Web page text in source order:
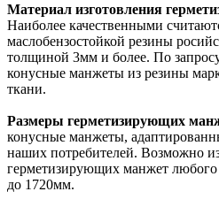
Материал изготовления
Наиболее качественными
маслобензостойкой резины
толщиной 3мм и более. По
конусные манжеты из резины
ткани.
Размеры герметизирующих
конусные манжеты,
наших потребителей. Возможно
герметизирующих манжет любого
до 1720мм.